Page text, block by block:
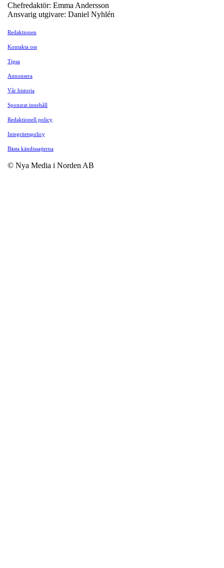
Chefredaktör: Emma Andersson
Ansvarig utgivare: Daniel Nyhlén
Redaktionen
Kontakta oss
Tipsa
Annonsera
Vår historia
Sponsrat innehåll
Redaktionell policy
Integritetspolicy
Bästa kändissajterna
© Nya Media i Norden AB